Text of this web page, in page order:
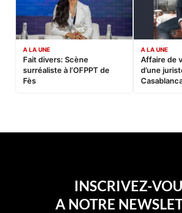
A LA UNE
Fait divers: Scène
surréaliste à l’OFPPT de
Fès
A LA UNE
Affaire de
d’une
INSCRIVEZ-
A NOTRE